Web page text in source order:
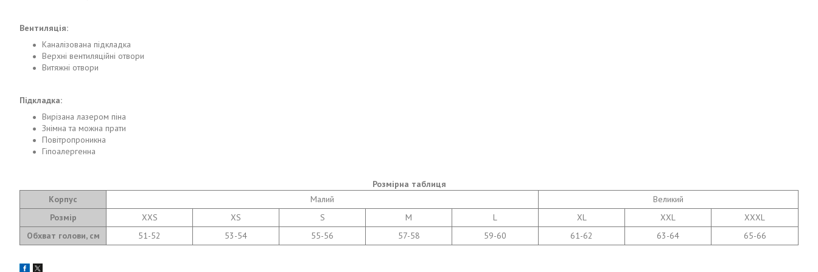
Вентиляція:
Каналізована підкладка
Верхні вентиляційні отвори
Витяжні отвори
Підкладка:
Вирізана лазером піна
Знімна та можна прати
Повітропроникна
Гіпоалергенна
Розмірна таблиця
Корпус
Малий
Великий
Розмір
XXS XS S M L XL XXL
XXXL
Обхват голови, см
51-52 53-54 55-56 57-58 59-60 61-62 63-64 65-66